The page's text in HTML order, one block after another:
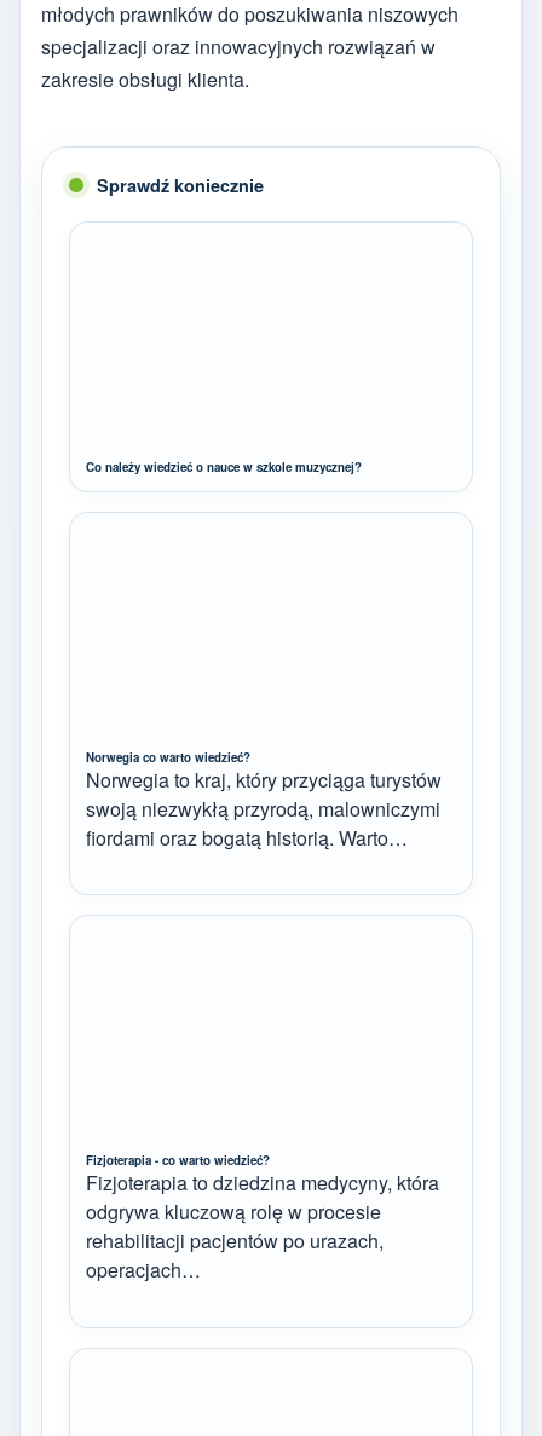
młodych prawników do poszukiwania niszowych
specjalizacji oraz innowacyjnych rozwiązań w
zakresie obsługi klienta.
Sprawdź koniecznie
Co należy wiedzieć o nauce w szkole muzycznej?
Norwegia co warto wiedzieć?
Norwegia to kraj, który przyciąga turystów
swoją niezwykłą przyrodą, malowniczymi
fiordami oraz bogatą historią. Warto…
Fizjoterapia - co warto wiedzieć?
Fizjoterapia to dziedzina medycyny, która
odgrywa kluczową rolę w procesie
rehabilitacji pacjentów po urazach,
operacjach…